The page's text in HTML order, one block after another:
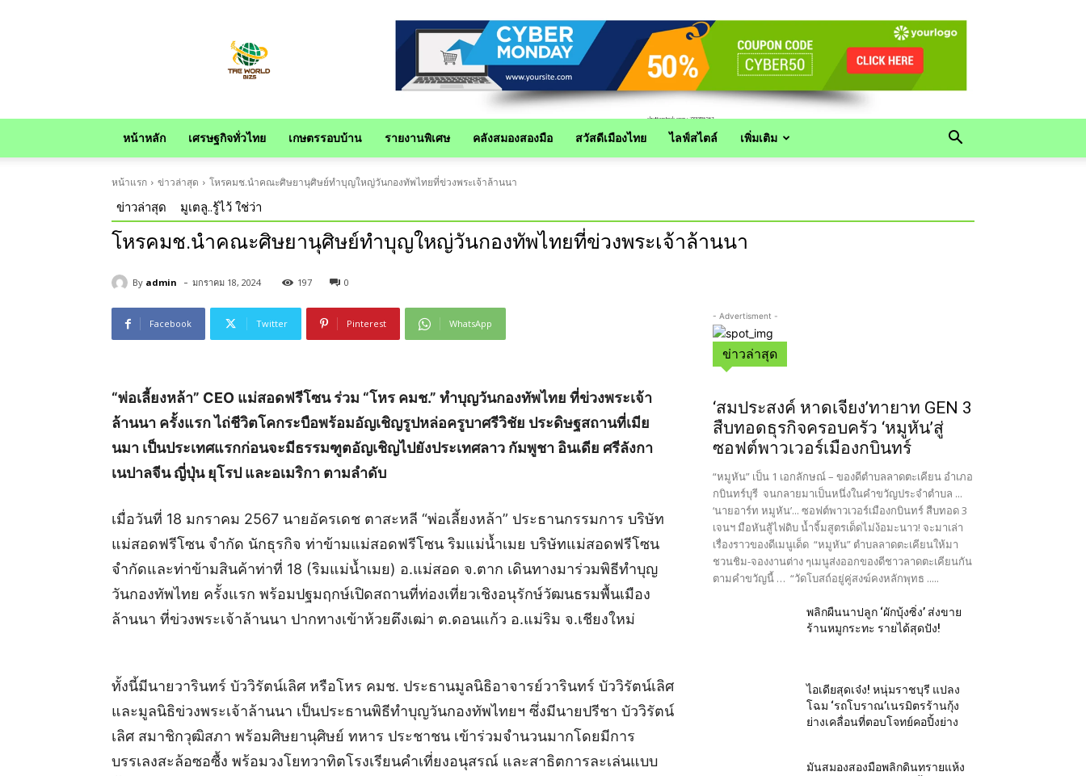
หน้าหลัก เศรษฐกิจทั่วไทย เกษตรรอบบ้าน รายงานพิเศษ คลังสมองสองมือ สวัสดีเมืองไทย ไลฟ์สไตล์ เพิ่มเติม
หน้าแรก ข่าวล่าสุด โหรคมช.นำคณะศิษยานุศิษย์ทำบุญใหญ่วันกองทัพไทยที่ข่วงพระเจ้าล้านนา
ข่าวล่าสุด มูเตลู..รู้ไว้ ใช่ว่า
โหรคมช.นำคณะศิษยานุศิษย์ทำบุญใหญ่วันกองทัพไทยที่ข่วงพระเจ้าล้านนา
By admin - มกราคม 18, 2024 197 0
Facebook Twitter Pinterest WhatsApp
“พ่อเลี้ยงหล้า” CEO แม่สอดฟรีโซน ร่วม “โหร คมช.” ทำบุญวันกองทัพไทย ที่ข่วงพระเจ้า
ล้านนา ครั้งแรก ไถ่ชีวิตโคกระบือพร้อมอัญเชิญรูปหล่อครูบาศรีวิชัย ประดิษฐสถานที่เมีย
นมา เป็นประเทศแรกก่อนจะมีธรรมฑูตอัญเชิญไปยังประเทศลาว กัมพูชา อินเดีย ศรีลังกา
เนปาลจีน ญี่ปุ่น ยุโรป และอเมริกา ตามลำดับ
เมื่อวันที่ 18 มกราคม 2567 นายอัครเดช ตาสะหลี “พ่อเลี้ยงหล้า” ประธานกรรมการ บริษัท
แม่สอดฟรีโซน จำกัด นักธุรกิจ ท่าข้ามแม่สอดฟรีโซน ริมแม่น้ำเมย บริษัทแม่สอดฟรีโซน
จำกัดและท่าข้ามสินค้าท่าที่ 18 (ริมแม่น้ำเมย) อ.แม่สอด จ.ตาก เดินทางมาร่วมพิธีทำบุญ
วันกองทัพไทย ครั้งแรก พร้อมปฐมฤกษ์เปิดสถานที่ท่องเที่ยวเชิงอนุรักษ์วัฒนธรมพื้นเมือง
ล้านนา ที่ข่วงพระเจ้าล้านนา ปากทางเข้าห้วยตึงเฒ่า ต.ดอนแก้ว อ.แม่ริม จ.เชียงใหม่
ทั้งนี้มีนายวารินทร์ บัววิรัตน์เลิศ หรือโหร คมช. ประธานมูลนิธิอาจารย์วารินทร์ บัววิรัตน์เลิศ
และมูลนิธิข่วงพระเจ้าล้านนา เป็นประธานพิธีทำบุญวันกองทัพไทยฯ ซึ่งมีนายปรีชา บัววิรัตน์
เลิศ สมาชิกวุฒิสภา พร้อมศิษยานุศิษย์ ทหาร ประชาชน เข้าร่วมจำนวนมากโดยมีการ
บรรเลงสะล้อซอซื้ง พร้อมวงโยทวาทิตโรงเรียนคำเที่ยงอนุสรณ์ และสาธิตการละเล่นแบบ
- Advertisment -
ข่าวล่าสุด
‘สมประสงค์ หาดเจียง’ทายาท GEN 3
สืบทอดธุรกิจครอบครัว ‘หมูหัน’สู่
ซอฟต์พาวเวอร์เมืองกบินทร์
“หมูหัน” เป็น 1 เอกลักษณ์ – ของดีตำบลลาดตะเคียน อำเภอ
กบินทร์บุรี จนกลายมาเป็นหนึ่งในคำขวัญประจำตำบล ...
‘นายอาร์ท หมูหัน’... ซอฟต์พาวเวอร์เมืองกบินทร์ สืบทอด 3
เจนฯ มือหันสู้ไฟดิบ น้ำจิ้มสูตรเด็ดไม่ง้อมะนาว! จะมาเล่า
เรื่องราวของดีเมนูเด็ด “หมูหัน” ตำบลลาดตะเคียนให้มา
ชวนชิม-จองงานต่าง ๆเมนูส่งออกของดีชาวลาดตะเคียนกัน
ตามคำขวัญนี้ … “วัดโบสถ์อยู่คู่สงฆ์คงหลักพุทธ .....
พลิกผืนนาปลูก ‘ผักบุ้งซิ่ง’ ส่งขาย
ร้านหมูกระทะ รายได้สุดปัง!
ไอเดียสุดเจ๋ง! หนุ่มราชบุรี แปลง
โฉม ‘รถโบราณ’เนรมิตรร้านกุ้ง
ย่างเคลื่อนที่ตอบโจทย์คอปิ้งย่าง
มันสมองสองมือพลิกดินทรายแห้ง